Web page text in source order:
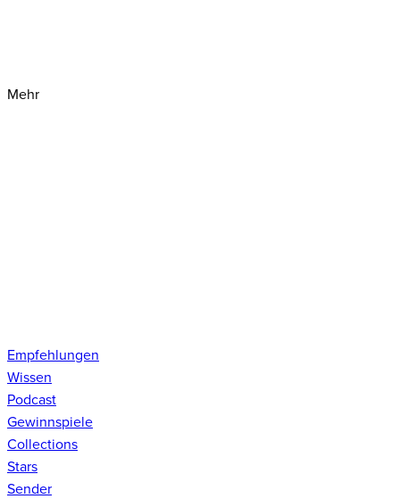
Mehr
Empfehlungen
Wissen
Podcast
Gewinnspiele
Collections
Stars
Sender